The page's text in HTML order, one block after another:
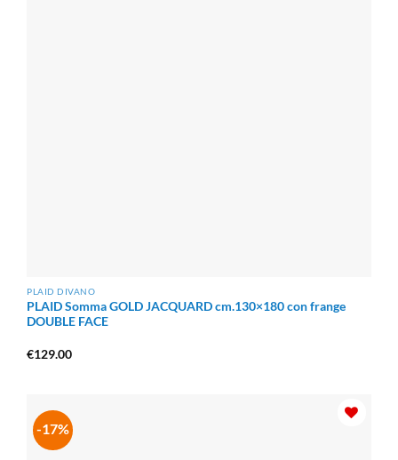
PLAID DIVANO
PLAID Somma GOLD JACQUARD cm.130×180 con frange
DOUBLE FACE
€129.00
-17%